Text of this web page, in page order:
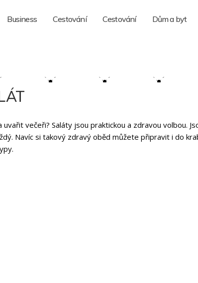
Business Cestování Cestování Dům a byt
večeři? Saláty jsou praktickou a zdravou volbou.
Navíc si takový zdravý oběd můžete připravit i do